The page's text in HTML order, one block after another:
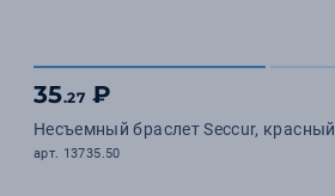
35.27 ₽
Несъемный браслет Seccur, красный
арт. 13735.50